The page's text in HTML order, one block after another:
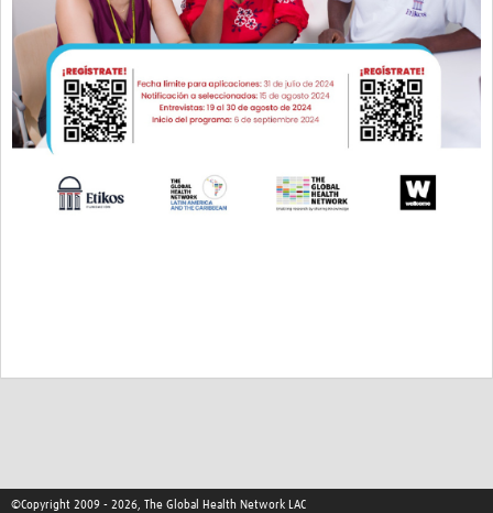
©Copyright 2009 - 2026, The Global Health Network LAC